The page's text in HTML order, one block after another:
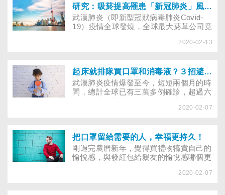
降低感染風險；另2008年《European
Review of Aging and Physical Activity》
期刊的義大利研究指出，中等強度運動可
能改善因老化而下降的免疫功能，增加生
研究：吸菸提高罹患「新冠肺炎」風險，防疫上戒菸跟口罩一樣重要！
武漢肺炎（即新型冠狀病毒肺炎Covid-
19）疫情全球發燒，全球最大菸草公司竟
菸──「iQ*S」闖關！董氏基金會指出，
最新研究發現，嚴重肺炎個案與吸菸相
關！董氏譴責無良菸商不該趁火打劫，也
呼籲防疫時期，戒菸的重要性不亞於口
2020-02-13
起床就排隊買口罩和消毒液？３招避免「新冠肺炎」疫情帶來的焦慮
武漢肺炎疫情爆發至今，短短兩個月的時
間，總計全球已有三萬多例確診，超過六
哨人」李文亮醫師。不少民眾擔心SARS
空。儘管疾管署緊急成立中央流行疫情指
揮中心天天召開記者會說明疫情狀況，並
採行口罩實名制，透過Line官方帳號「疾
管家」等方式安撫民心，還是有許多民眾
擔心被感染、買不到口罩，而感到焦慮無
2020-02-07
把口罩留給需要的人，幸福更持久！
剛過完農曆新年，覺得買禮物犒賞自己的
愉悅感，與發紅包給親友的愉悅感哪個更
《心理科學》期刊的研究指出，相較於一
2020-02-07